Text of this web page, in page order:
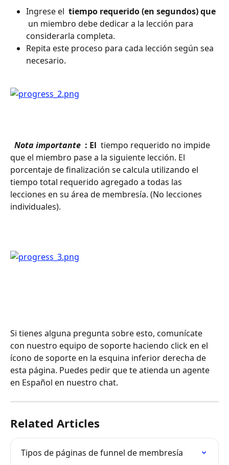
Ingrese el tiempo requerido (en segundos) que
un miembro debe dedicar a la lección para
considerarla completa.
Repita este proceso para cada lección según sea
necesario.
Nota importante : El tiempo requerido no impide
que el miembro pase a la siguiente lección. El
porcentaje de finalización se calcula utilizando el
tiempo total requerido agregado a todas las
lecciones en su área de membresía. (No lecciones
individuales).
Si tienes alguna pregunta sobre esto, comunícate
con nuestro equipo de soporte haciendo click en el
ícono de soporte en la esquina inferior derecha de
esta página. Puedes pedir que te atienda un agente
en Español en nuestro chat.
Related Articles
Tipos de páginas de funnel de membresía